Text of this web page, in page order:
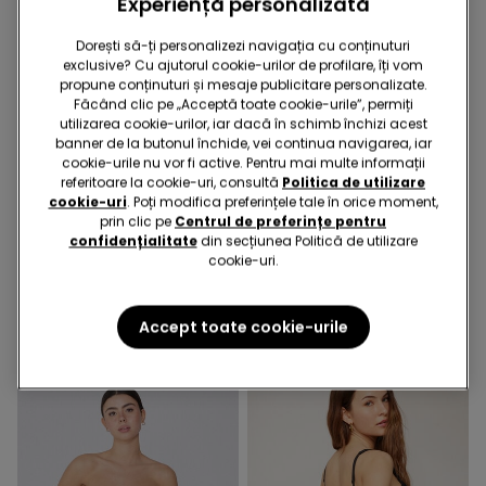
Microfibră reciclată
6 Culori
5 Perechi Șosete pe Gleznă
Unisex
34,90 RON
Dorești să-ți personalizezi navigația cu conținuturi
exclusive? Cu ajutorul cookie-urilor de profilare, îți vom
propune conținuturi și mesaje publicitare personalizate.
Făcând clic pe „Acceptă toate cookie-urile”, permiți
utilizarea cookie-urilor, iar dacă în schimb închizi acest
banner de la butonul închide, vei continua navigarea, iar
cookie-urile nu vor fi active. Pentru mai multe informații
referitoare la cookie-uri, consultă Politica de utilizare
cookie-uri. Poți modifica preferințele tale în orice moment,
prin clic pe Centrul de preferințe pentru
confidențialitatedin secțiunea Politică de utilizare
cookie-uri.
Accept toate cookie-urile